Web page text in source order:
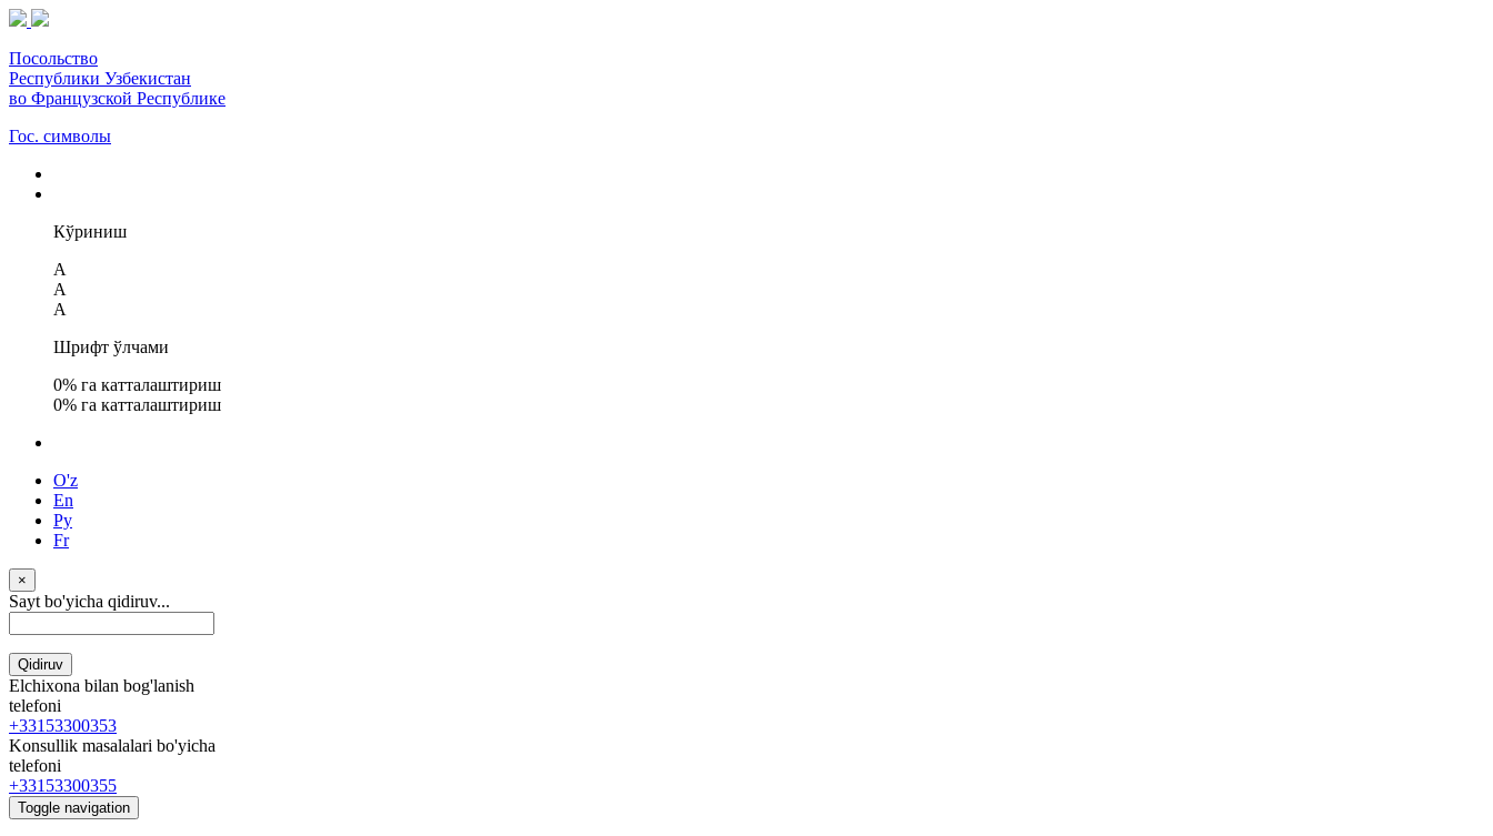
Посольство
Республики Узбекистан
во Французской Республике
Гос. символы
Кўриниш
A
A
A
Шрифт ўлчами
0% га катталаштириш
0% га катталаштириш
O'z
En
Ру
Fr
×
Sayt bo'yicha qidiruv...
Qidiruv
Elchixona bilan bog'lanish
telefoni
+33153300353
Konsullik masalalari bo'yicha
telefoni
+33153300355
Toggle navigation